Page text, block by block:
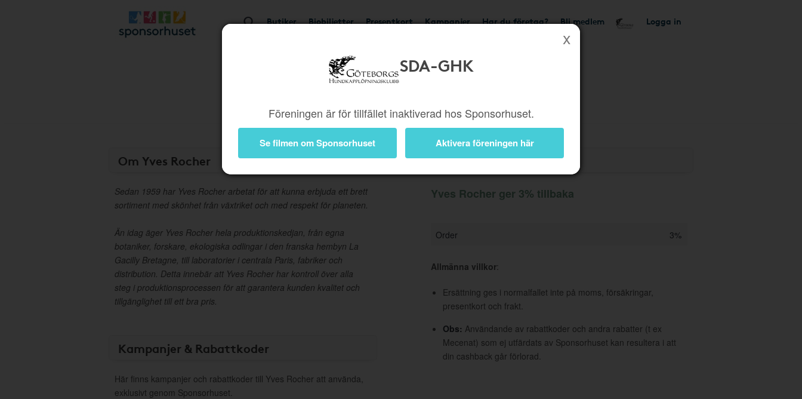
Butiker Biobiljetter Presentkort Kampanjer Har du företag? Bli medlem Logga in
SDA-GHK
Föreningen är för tillfället inaktiverad hos Sponsorhuset.
Se filmen om Sponsorhuset Aktivera föreningen här
Ger 3%
Om Yves Rocher
Sedan 1959 har Yves Rocher arbetat för att kunna erbjuda ett brett
sortiment med skönhet från växtriket och med respekt för planeten.
Än idag äger Yves Rocher hela produktionskedjan, från egna
botaniker, forskare, ekologiska odlingar i den franska hembyn La
Gacilly Bretagne, till laboratorier i centrala Paris, fabriker och
distribution. Detta innebär att Yves Rocher har kontroll över alla
steg i produktionsprocessen för att garantera kunden kvalitet och
tillgänglighet till ett bra pris.
Kampanjer & Rabattkoder
Här finns kampanjer och rabattkoder till Yves Rocher att använda,
exklusivt genom Sponsorhuset.
Information
Yves Rocher ger 3% tillbaka
Order 3%
Allmänna villkor:
Ersättning ges i normalfallet inte på moms, försäkringar,
presentkort och frakt.
Obs: Användande av rabattkoder och andra rabatter (t ex
Mecenat) som ej utfärdats av Sponsorhuset kan resultera i att
din cashback går förlorad.